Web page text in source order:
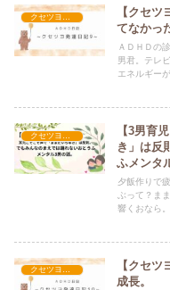
【クセ
てなかっ
ＡＤＨＤの
男君。テレ
エネルギー
【3男育
き」は反
ふメンタ
夕飯作りで
ぶって？ま
響くおなら
クセツヨ発達日記
【クセ
成長。